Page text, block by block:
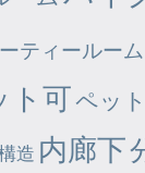
ティールーム
ト可ペッ
造 内廊下